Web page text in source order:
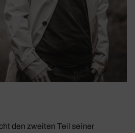
den zweiten Teil seiner